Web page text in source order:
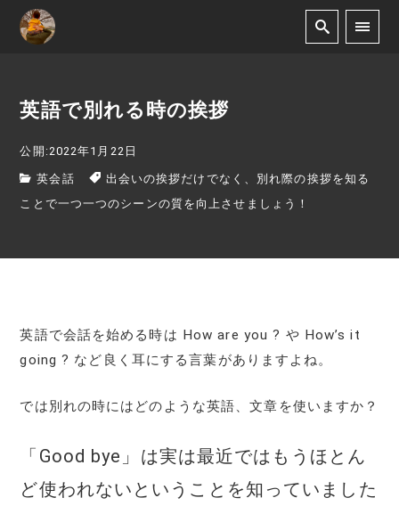
英語で別れる時の挨拶
公開:2022年1月22日
英会話
出会いの挨拶だけでなく、別れ際の挨拶を知る
ことで一つ一つのシーンの質を向上させましょう！
英語で会話を始める時は How are you ? や How’s it
going ? など良く耳にする言葉がありますよね。
では別れの時にはどのような英語、文章を使いますか？
「Good bye」は実は最近ではもうほとん
ど使われないということを知っていました